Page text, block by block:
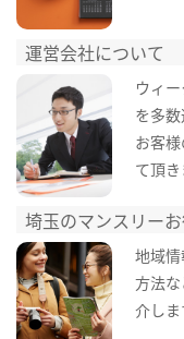
運営会社について
ウィ
を多数
お客
て頂き
埼玉のマンスリー
地域
方法
介しま